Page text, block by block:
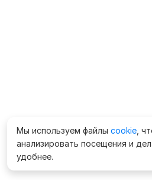
Мы используем файлы cookie ,
анализировать посещения и
удобнее.